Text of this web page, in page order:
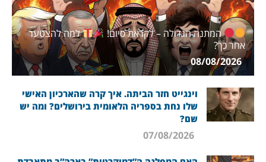
המתנה הגדולה – לקראת סיום!
למה להצטער
אחר כך?
08/08/2026
וינגייט חזר הביתה. איך קרה שהארכיון האישי
שלו נחת בספריה הלאומית בירושלים? ומה יש
שם?